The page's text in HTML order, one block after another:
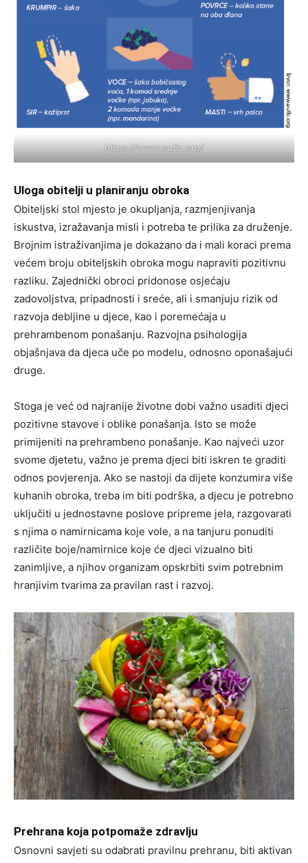
https://www.eufic.org/
Uloga obitelji u planiranju obroka
Obiteljski stol mjesto je okupljanja, razmjenjivanja
iskustva, izražavanja misli i potreba te prilika za druženje.
Brojnim istraživanjima je dokazano da i mali koraci prema
većem broju obiteljskih obroka mogu napraviti pozitivnu
razliku. Zajednički obroci pridonose osjećaju
zadovoljstva, pripadnosti i sreće, ali i smanjuju rizik od
razvoja debljine u djece, kao i poremećaja u
prehrambenom ponašanju. Razvojna psihologija
objašnjava da djeca uče po modelu, odnosno oponašajući
druge.
Stoga je već od najranije životne dobi važno usaditi djeci
pozitivne stavove i oblike ponašanja. Isto se može
primijeniti na prehrambeno ponašanje. Kao najveći uzor
svome djetetu, važno je prema djeci biti iskren te graditi
odnos povjerenja. Ako se nastoji da dijete konzumira više
kuhanih obroka, treba im biti podrška, a djecu je potrebno
uključiti u jednostavne poslove pripreme jela, razgovarati
s njima o namirnicama koje vole, a na tanjuru ponuditi
različite boje/namirnice koje će djeci vizualno biti
zanimljive, a njihov organizam opskrbiti svim potrebnim
hranjivim tvarima za pravilan rast i razvoj.
Prehrana koja potpomaže zdravlju
Osnovni savjeti su odabrati pravilnu prehranu, biti aktivan